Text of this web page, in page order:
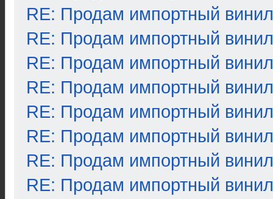
RE: Продам импортный винил
RE: Продам импортный винил
RE: Продам импортный винил
RE: Продам импортный винил
RE: Продам импортный винил
RE: Продам импортный винил
RE: Продам импортный винил
RE: Продам импортный винил